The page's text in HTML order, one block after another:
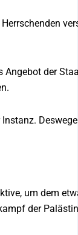
der
um dem
der